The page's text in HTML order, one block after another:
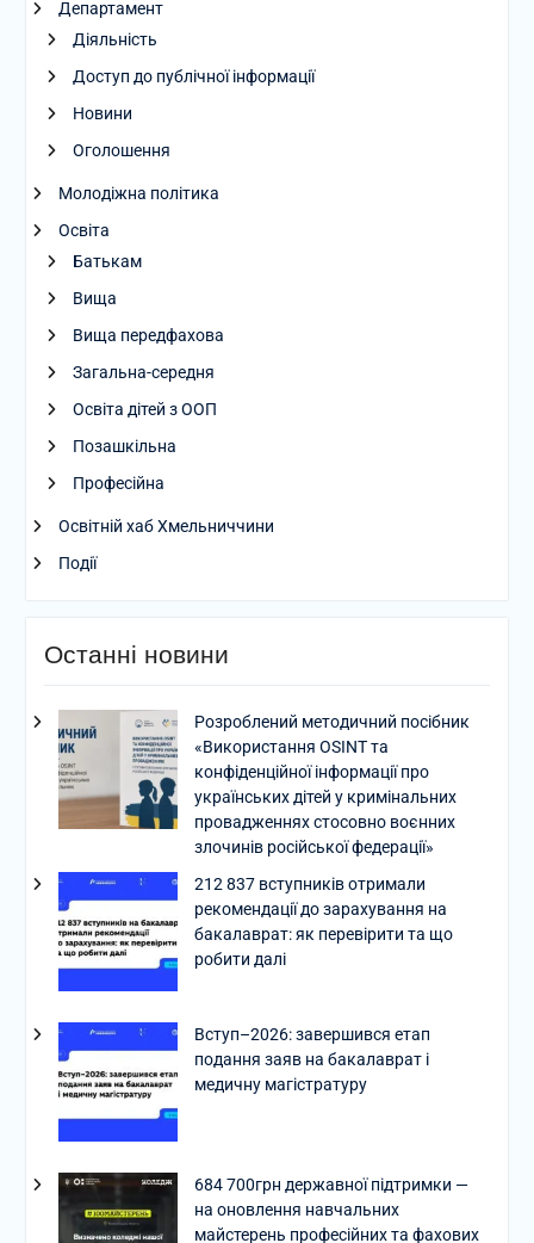
Департамент
Діяльність
Доступ до публічної інформації
Новини
Оголошення
Молодіжна політика
Освіта
Батькам
Вища
Вища передфахова
Загальна-середня
Освіта дітей з ООП
Позашкільна
Професійна
Освітній хаб Хмельниччини
Події
Останні новини
Розроблений методичний посібник
«Використання OSINT та
конфіденційної інформації про
українських дітей у кримінальних
провадженнях стосовно воєнних
злочинів російської федерації»
212 837 вступників отримали
рекомендації до зарахування на
бакалаврат: як перевірити та що
робити далі
Вступ–2026: завершився етап
подання заяв на бакалаврат і
медичну магістратуру
684 700грн державної підтримки —
на оновлення навчальних
майстерень професійних та фахових